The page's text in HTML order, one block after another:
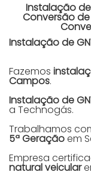
Instalação
Conversão
Instalação de
Fazemos
Campos.
Instalação de
a Technogás.
Trabalhamos
5ª Geraçãoem
Empresa
natural veicular